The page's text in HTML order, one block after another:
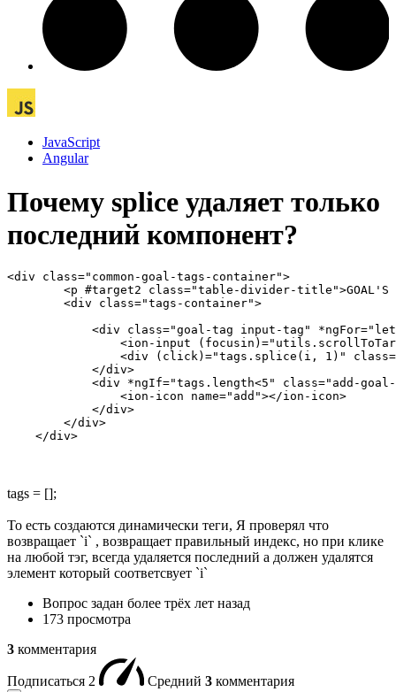
JavaScript
Angular
Почему splice удаляет только
последний компонент?
<div class="common-goal-tags-container">
<p #target2 class="table-divider-title">GOAL'S
        <div class="tags-container">
<div class="goal-tag input-tag"
<ion-input
<div (click)="tags.splice(i, 1)"
            </div>
<div *ngIf="tags.length<5" class="add-
                <ion-icon name="add"></ion-icon>
            </div>
        </div>
    </div>
tags = [];
То есть создаются динамически теги, Я проверял что
возвращает `i` , возвращает правильный индекс, но при клике
на любой тэг, всегда удаляется последний а должен удалятся
элемент который соответсвует `i`
Вопрос задан более трёх лет назад
173 просмотра
3 комментария
Подписаться 2 Средний 3 комментария